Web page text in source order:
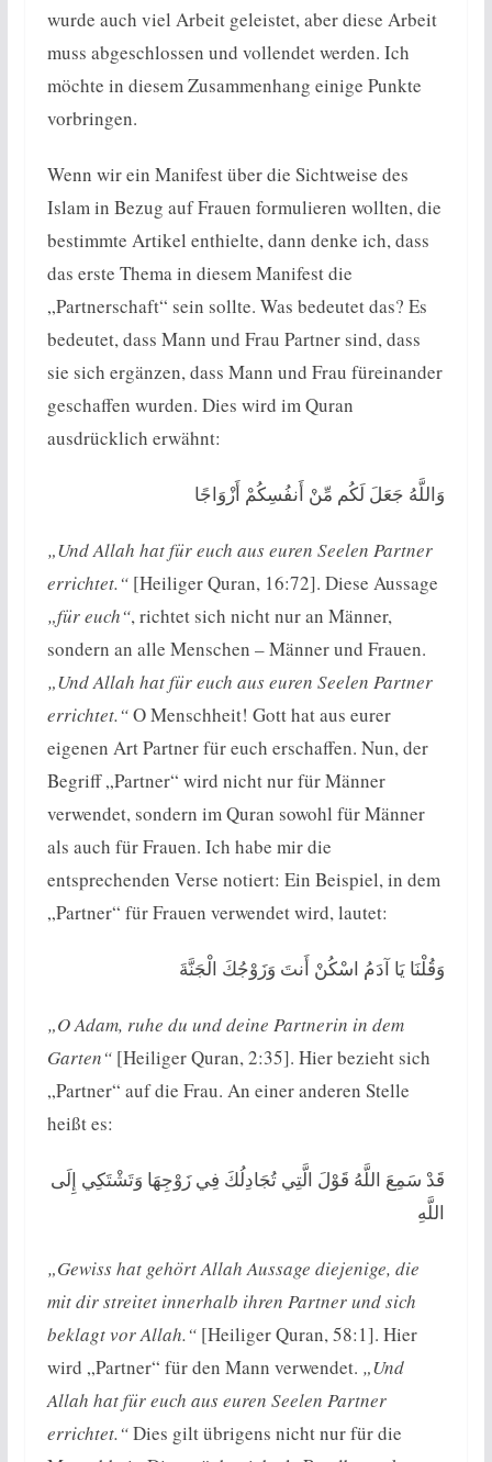
wurde auch viel Arbeit geleistet, aber diese Arbeit
muss abgeschlossen und vollendet werden. Ich
möchte in diesem Zusammenhang einige Punkte
vorbringen.
Wenn wir ein Manifest über die Sichtweise des
Islam in Bezug auf Frauen formulieren wollten, die
bestimmte Artikel enthielte, dann denke ich, dass
das erste Thema in diesem Manifest die
„Partnerschaft“ sein sollte. Was bedeutet das? Es
bedeutet, dass Mann und Frau Partner sind, dass
sie sich ergänzen, dass Mann und Frau füreinander
geschaffen wurden. Dies wird im Quran
ausdrücklich erwähnt:
وَاللَّهُ جَعَلَ لَكُم مِّنْ أَنفُسِكُمْ أَزْوَاجًا
„Und Allah hat für euch aus euren Seelen Partner
errichtet.“[Heiliger Quran, 16:72]. Diese Aussage
„für euch“, richtet sich nicht nur an Männer,
sondern an alle Menschen – Männer und Frauen.
„Und Allah hat für euch aus euren Seelen Partner
errichtet.“O Menschheit! Gott hat aus eurer
eigenen Art Partner für euch erschaffen. Nun, der
Begriff „Partner“ wird nicht nur für Männer
verwendet, sondern im Quran sowohl für Männer
als auch für Frauen. Ich habe mir die
entsprechenden Verse notiert: Ein Beispiel, in dem
„Partner“ für Frauen verwendet wird, lautet:
وَقُلْنَا يَا آدَمُ اسْكُنْ أَنتَ وَزَوْجُكَ الْجَنَّةَ
„O Adam, ruhe du und deine Partnerin in dem
Garten“[Heiliger Quran, 2:35]. Hier bezieht sich
„Partner“ auf die Frau. An einer anderen Stelle
heißt es:
قَدْ سَمِعَ اللَّهُ قَوْلَ الَّتِي تُجَادِلُكَ فِي زَوْجِهَا وَتَشْتَكِي إِلَى
اللَّهِ
„Gewiss hat gehört Allah Aussage diejenige, die
mit dir streitet innerhalb ihren Partner und sich
beklagt vor Allah.“[Heiliger Quran, 58:1]. Hier
wird „Partner“ für den Mann verwendet. „Und
Allah hat für euch aus euren Seelen Partner
errichtet.“Dies gilt übrigens nicht nur für die